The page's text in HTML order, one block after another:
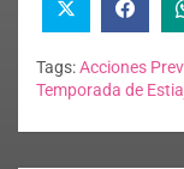
Tags:Acciones
Temporada de